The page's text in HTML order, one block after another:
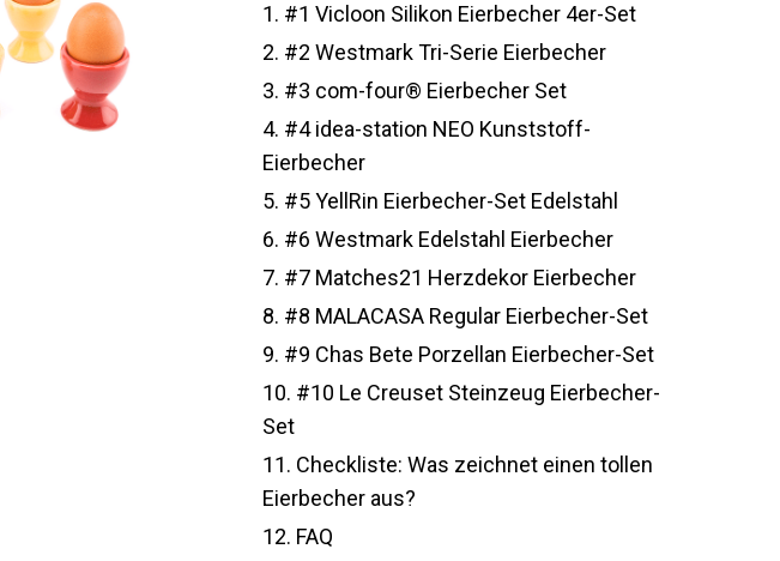
1. #1 Vicloon Silikon Eierbecher 4er-Set
2. #2 Westmark Tri-Serie Eierbecher
3. #3 com-four® Eierbecher Set
4. #4 idea-station NEO Kunststoff-
Eierbecher
5. #5 YellRin Eierbecher-Set Edelstahl
6. #6 Westmark Edelstahl Eierbecher
7. #7 Matches21 Herzdekor Eierbecher
8. #8 MALACASA Regular Eierbecher-Set
9. #9 Chas Bete Porzellan Eierbecher-Set
10. #10 Le Creuset Steinzeug Eierbecher-
Set
11. Checkliste: Was zeichnet einen tollen
Eierbecher aus?
12. FAQ